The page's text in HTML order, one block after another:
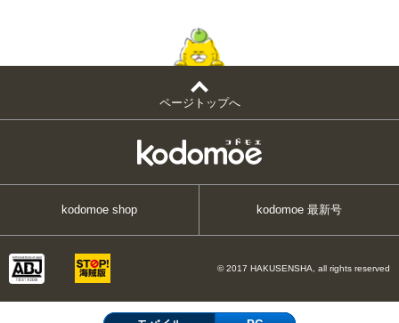
ページトップへ
kodomoe shop kodomoe 最新号
© 2017 HAKUSENSHA, all rights reserved